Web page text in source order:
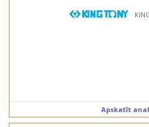
Apskatīt